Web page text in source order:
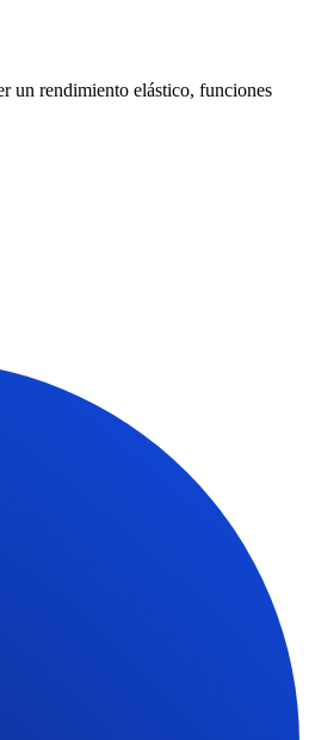
un rendimiento elástico, funciones